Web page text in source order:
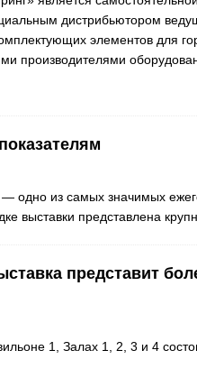
дистрибьютором
элементов для
производителями
одно из самых значимых
выставки представлена
представит
1, Залах 1, 2, 3 и 4